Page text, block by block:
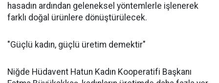
hasadın ardından geleneksel yöntemlerle işlenerek
farklı doğal ürünlere dönüştürülecek.
"Güçlü kadın, güçlü üretim demektir"
Niğde Hüdavent Hatun Kadın Kooperatifi Başkanı